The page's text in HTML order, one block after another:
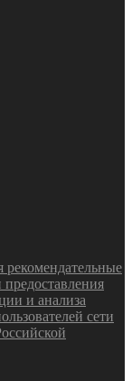
и анализа
сети